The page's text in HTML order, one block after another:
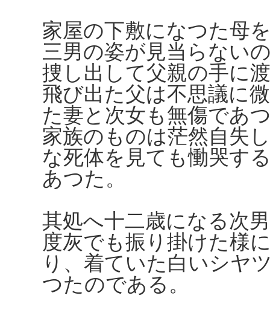
家屋の下敷になつた母
三男の姿が見当らない
捜し出して父親の手に
飛び出た父は不思議に
た妻と次女も無傷であ
家族のものは茫然自失
な死体を見ても慟哭す
あつた。
其処へ十二歳になる次
度灰でも振り掛けた様
り、着ていた白いシヤ
つたのである。